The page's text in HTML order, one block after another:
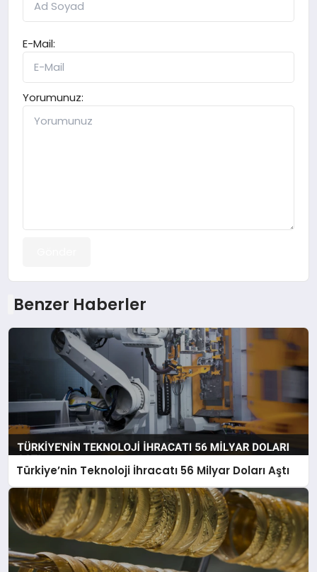
E-Mail:
Yorumunuz:
Benzer Haberler
Türkiye’nin Teknoloji İhracatı 56 Milyar Doları Aştı